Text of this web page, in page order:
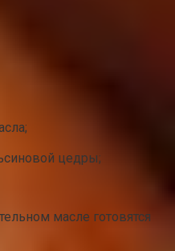
цедры;
масле готовятся